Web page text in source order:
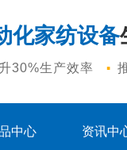
化家纺设备
30%生产效率 ·
中心 资讯中